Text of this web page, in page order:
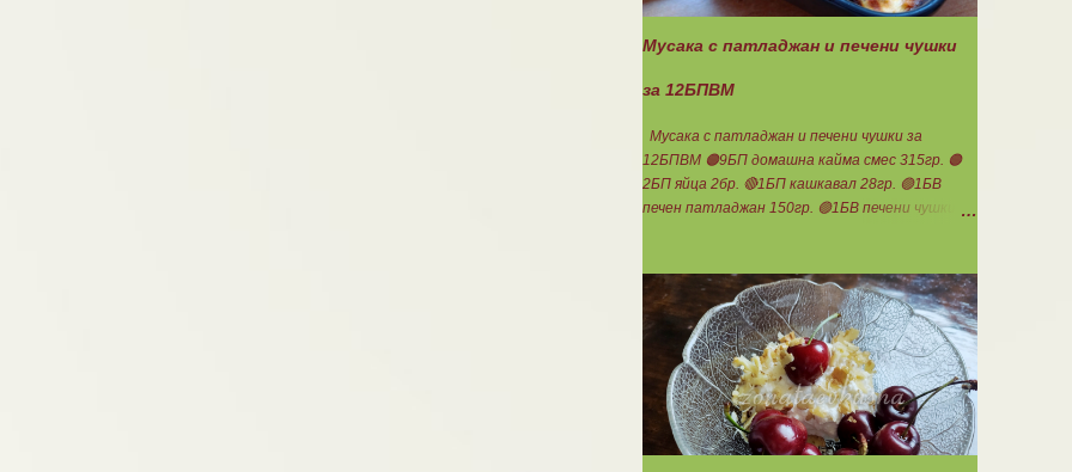
360гр. Канела Мазнините са удвоени за
силиконова форма за тарт, разпределих
така: 🥧1- ви слой от кексово тесто 🥧2- ри
сливи Канелата поръсих след изпичане, за да
не е много натрапчива и в голямо количество.
Сладкиша изпекох в загрята фурна на 180
градуса , докато бялата смес стане леко
Мусака с патладжан и печени чушки
за 12БПВМ
Мусака с патладжан и печени чушки за
12БПВМ 🟠9БП домашна кайма смес 315гр. 🟠
2БП яйца 2бр. 🔴1БП кашкавал 28гр. 🟢1БВ
печен патладжан 150гр. 🟢1БВ печени чушки
480гр. 🟢11БМ зехтин почти 3ч.л. 🟢150гр.
кисело мляко не се брои Подправки на вкус
Мазнините се намаляват за кашкавала! Ако
ползвате много мазна кайма, може изобщо да
не добавяте мазнини... Каймата се задушава с
лука и картофите. Всичко останало с3
нарязва и добавя към сместа. Пече се до
готовност. Заливката е от яйца,кашкавал и